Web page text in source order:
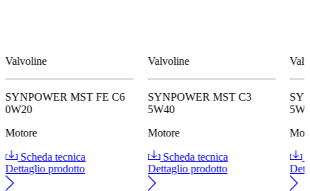
Valvoline
SYNPOWER MST FE C6
0W20
Motore
Scheda tecnica
Dettaglio prodotto
Valvoline
SYNPOWER MST C3
5W40
Motore
Scheda tecnica
Dettaglio prodotto